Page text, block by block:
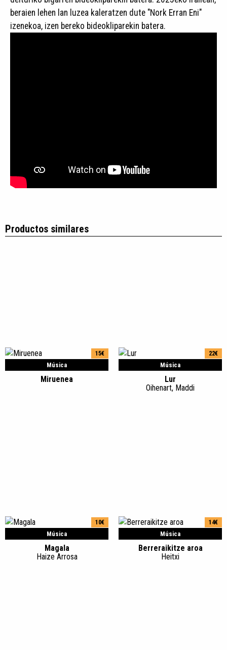
beraien lehen lan luzea kaleratzen dute "Nork Erran Eni"
izenekoa, izen bereko bideokliparekin batera.
Productos similares
Música
15€
Miruenea
Música
22€
Lur
Oihenart, Maddi
Música
10€
Magala
Haize Arrosa
Música
14€
Berreraikitze aroa
Heitxi